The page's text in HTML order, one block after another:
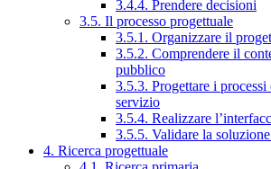
3.4.4. Prendere decisioni
3.5. Il processo progettuale
3.5.1. Organizzare il
3.5.2. Comprendere il
pubblico
3.5.3. Progettare i processi
servizio
3.5.4. Realizzare
3.5.5. Validare la
4. Ricerca progettuale